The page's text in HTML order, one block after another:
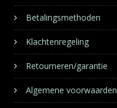
Betalingsmethoden
Klachtenregeling
Retourneren/garantie
Algemene voorwaarden